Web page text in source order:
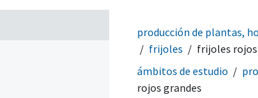
producción de plantas,
frijoles
frijoles
ámbitos de estudio
rojos grandes